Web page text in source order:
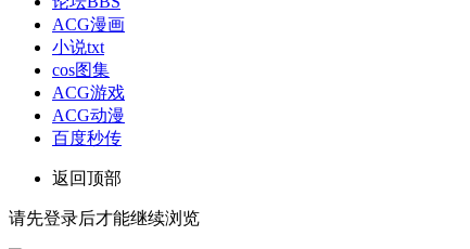
ACG漫画
小说txt
cos图集
ACG游戏
ACG动漫
百度秒传
返回顶部
请先登录后才能继续浏览